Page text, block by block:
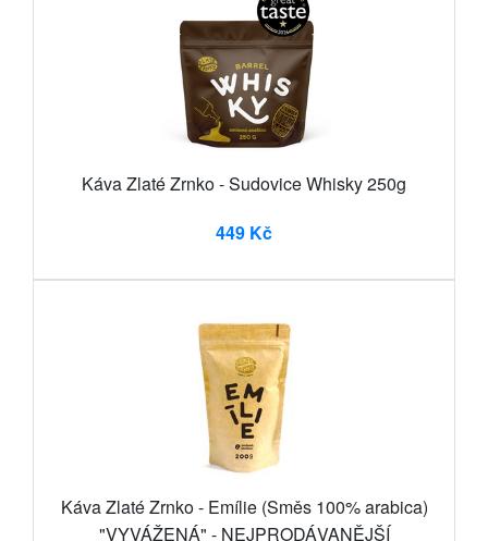
Káva Zlaté Zrnko - Sudovice Whisky 250g
449 Kč
Káva Zlaté Zrnko - Emílie (Směs 100% arabica)
"VYVÁŽENÁ" - NEJPRODÁVANĚJŠÍ